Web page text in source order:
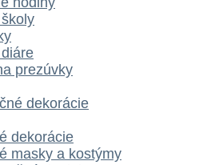
prezúvky
dekorácie
dekorácie
masky a kostýmy